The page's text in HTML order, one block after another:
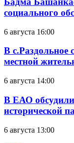
социального
6 августа 16:00
В с.Раздольное
местной
6 августа 14:00
В ЕАО обсудили
исторической
6 августа 13:00